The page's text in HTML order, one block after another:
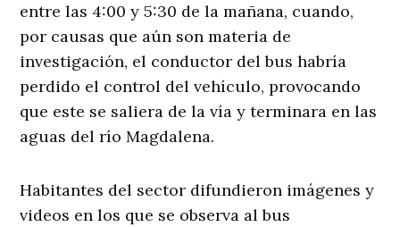
entre las 4:00 y 5:30 de la mañana, cuando,
por causas que aún son materia de
investigación, el conductor del bus habría
perdido el control del vehículo, provocando
que este se saliera de la vía y terminara en las
aguas del río Magdalena.
Habitantes del sector difundieron imágenes y
videos en los que se observa al bus